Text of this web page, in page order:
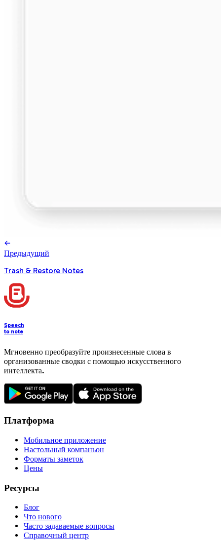
Предыдущий
Trash & Restore Notes
Speech
to note
Мгновенно преобразуйте произнесенные слова в
организованные сводки с помощью искусственного
интеллекта.
Платформа
Мобильное приложение
Настольный компаньон
Форматы заметок
Цены
Ресурсы
Блог
Что нового
Часто задаваемые вопросы
Справочный центр